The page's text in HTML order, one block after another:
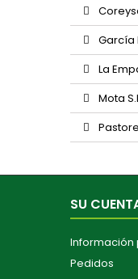
García
La
Mota
SU
Información
Pedidos